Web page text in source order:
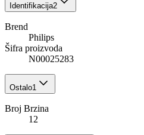
Identifikacija2
Brend
Philips
Šifra proizvoda
N00025283
Ostalo1
Broj Brzina
12